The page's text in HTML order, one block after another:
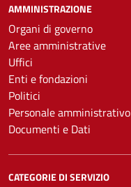
AMMINISTRAZIONE
Organi di governo
Aree amministrative
Uffici
Enti e fondazioni
Politici
Personale amministrativo
Documenti e Dati
CATEGORIE DI SERVIZIO